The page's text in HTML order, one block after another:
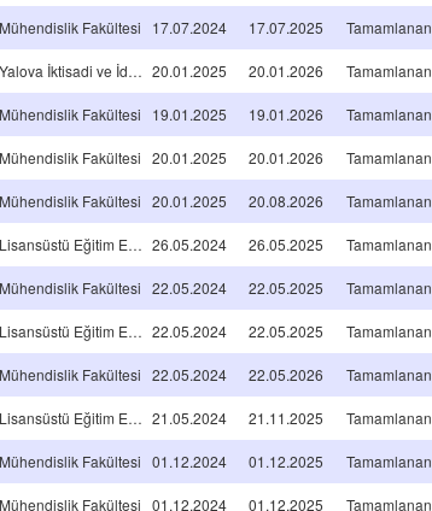
Mühendislik Fakültesi 17.07.2024 17.07.2025 Tamamlanan
Yalova İktisadi ve İdari Bilimler Fakültesi 20.01.2025 20.01.2026 Tamamlanan
Mühendislik Fakültesi 19.01.2025 19.01.2026 Tamamlanan
Mühendislik Fakültesi 20.01.2025 20.01.2026 Tamamlanan
Mühendislik Fakültesi 20.01.2025 20.08.2026 Tamamlanan
Lisansüstü Eğitim Enstitüsü 26.05.2024 26.05.2025 Tamamlanan
Mühendislik Fakültesi 22.05.2024 22.05.2025 Tamamlanan
Lisansüstü Eğitim Enstitüsü 22.05.2024 22.05.2025 Tamamlanan
Mühendislik Fakültesi 22.05.2024 22.05.2026 Tamamlanan
Lisansüstü Eğitim Enstitüsü 21.05.2024 21.11.2025 Tamamlanan
Mühendislik Fakültesi 01.12.2024 01.12.2025 Tamamlanan
Mühendislik Fakültesi 01.12.2024 01.12.2025 Tamamlanan